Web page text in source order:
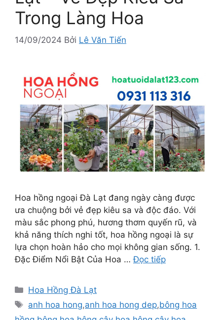
Trong Làng Hoa
14/09/2024 Bởi Lê Văn Tiến
Hoa hồng ngoại Đà Lạt đang ngày càng được
ưa chuộng bởi vẻ đẹp kiêu sa và độc đáo. Với
màu sắc phong phú, hương thơm quyến rũ, và
khả năng thích nghi tốt, hoa hồng ngoại là sự
lựa chọn hoàn hảo cho mọi không gian sống. 1.
Đặc Điểm Nổi Bật Của Hoa …Đọc tiếp
Danh
mục
Hoa Hồng Đà Lạt
Thẻ
anh hoa hong,anh hoa hong dep,bông hoa